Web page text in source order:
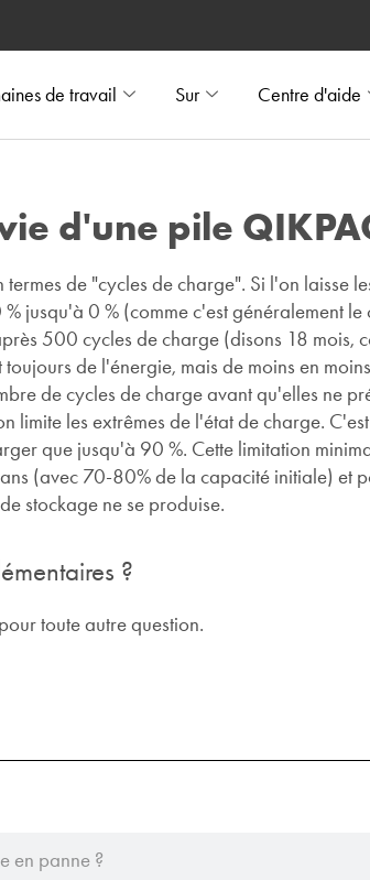
de travail Sur Centre d'aide
d'une pile
de "cycles de charge". Si l'on laisse
jusqu'à 0 % (comme c'est généralement le
500 cycles de charge (disons 18 mois,
de l'énergie, mais de moins en
de cycles de charge avant qu'elles ne
limite les extrêmes de l'état de charge.
que jusqu'à 90 %. Cette limitation
(avec 70-80% de la capacité initiale) et
stockage ne se produise.
?
toute autre question.